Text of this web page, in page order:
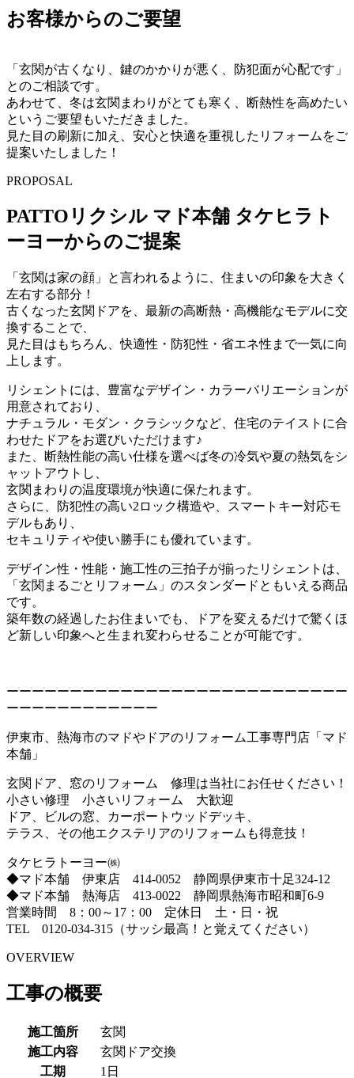
お客様からのご要望
「玄関が古くなり、鍵のかかりが悪く、防犯面が心配です」
とのご相談です。
あわせて、冬は玄関まわりがとても寒く、断熱性を高めたい
というご要望もいただきました。
見た目の刷新に加え、安心と快適を重視したリフォームをご
提案いたしました！
PROPOSAL
PATTOリクシル マド本舗 タケヒラト
ーヨーからのご提案
「玄関は家の顔」と言われるように、住まいの印象を大きく
左右する部分！
古くなった玄関ドアを、最新の高断熱・高機能なモデルに交
換することで、
見た目はもちろん、快適性・防犯性・省エネ性まで一気に向
上します。
リシェントには、豊富なデザイン・カラーバリエーションが
用意されており、
ナチュラル・モダン・クラシックなど、住宅のテイストに合
わせたドアをお選びいただけます♪
また、断熱性能の高い仕様を選べば冬の冷気や夏の熱気をシ
ャットアウトし、
玄関まわりの温度環境が快適に保たれます。
さらに、防犯性の高い2ロック構造や、スマートキー対応モ
デルもあり、
セキュリティや使い勝手にも優れています。
デザイン性・性能・施工性の三拍子が揃ったリシェントは、
「玄関まるごとリフォーム」のスタンダードともいえる商品
です。
築年数の経過したお住まいでも、ドアを変えるだけで驚くほ
ど新しい印象へと生まれ変わらせることが可能です。
ーーーーーーーーーーーーーーーーーーーーーーーーーーー
ーーーーーーーーーーーー
伊東市、熱海市のマドやドアのリフォーム工事専門店「マド
本舗」
玄関ドア、窓のリフォーム 修理は当社にお任せください！
小さい修理 小さいリフォーム 大歓迎
ドア、ビルの窓、カーポートウッドデッキ、
テラス、その他エクステリアのリフォームも得意技！
タケヒラトーヨー㈱
◆マド本舗 伊東店 414-0052 静岡県伊東市十足324-12
◆マド本舗 熱海店 413-0022 静岡県熱海市昭和町6-9
営業時間 8：00～17：00 定休日 土・日・祝
TEL 0120-034-315（サッシ最高！と覚えてください）
OVERVIEW
工事の概要
施工箇所
玄関
施工内容
玄関ドア交換
工期
1日